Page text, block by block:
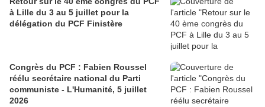
à Lille du 3 au 5 juillet pour la
délégation du PCF Finistère
Congrès du PCF : Fabien Roussel
réélu secrétaire national du Parti
communiste - L'Humanité, 5 juillet
2026